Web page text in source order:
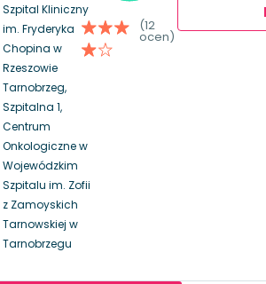
Szpital Kliniczny
im. Fryderyka
Chopina w
Rzeszowie
Tarnobrzeg,
Szpitalna 1,
Centrum
Onkologiczne w
Wojewódzkim
Szpitalu im. Zofii
z Zamoyskich
Tarnowskiej w
Tarnobrzegu
(12
ocen)